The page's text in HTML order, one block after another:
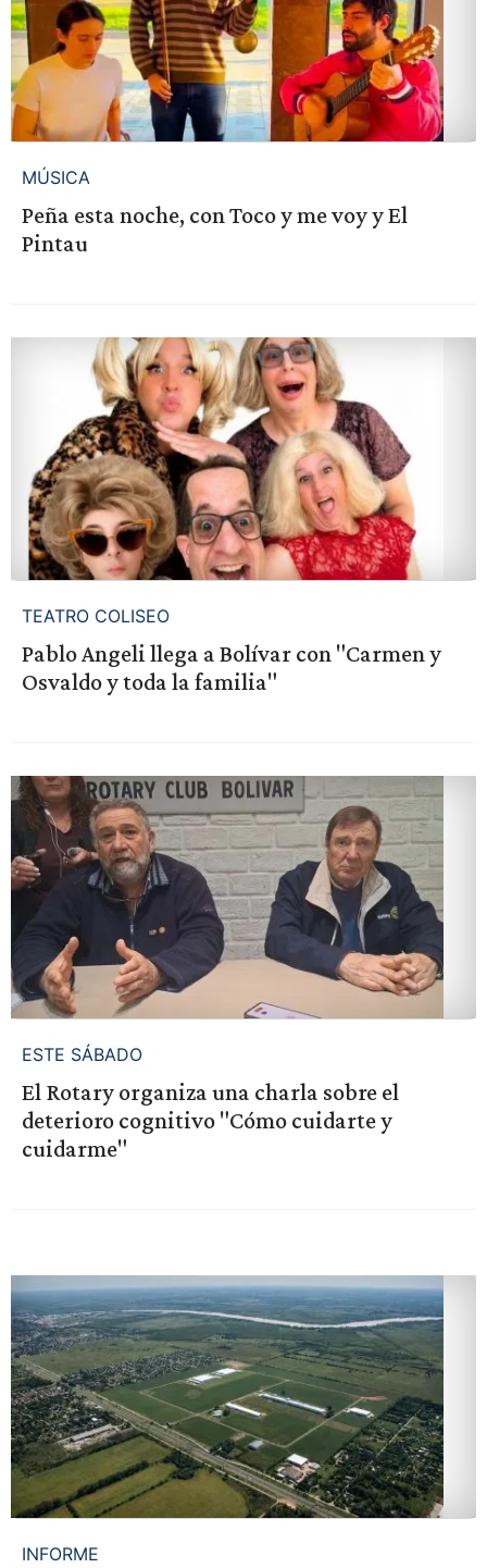
MÚSICA
Peña esta noche, con Toco y me voy y El
Pintau
TEATRO COLISEO
Pablo Angeli llega a Bolívar con "Carmen y
Osvaldo y toda la familia"
ESTE SÁBADO
El Rotary organiza una charla sobre el
deterioro cognitivo "Cómo cuidarte y
cuidarme"
INFORME